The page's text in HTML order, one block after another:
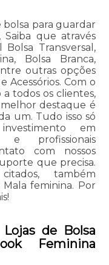
bolsa para guardar
Saiba que através
Transversal,
Bolsa Branca,
outras opções
Acessórios. Com o
todos os clientes,
destaque é
um. Tudo isso só
em
e profissionais
com nossos
que precisa.
também
feminina. Por
de Bolsa
Feminina